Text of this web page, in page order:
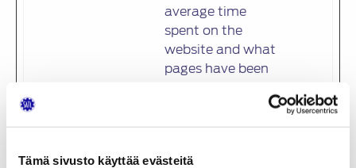
Tämä sivusto käyttää evästeitä
average time
spent on the
website and what
pages have been
_pk_ses#
Analytics
Platform to track
1 päivä